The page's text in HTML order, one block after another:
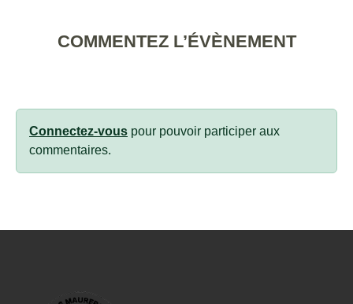
COMMENTEZ L’ÉVÈNEMENT
Connectez-vous pour pouvoir participer aux
commentaires.